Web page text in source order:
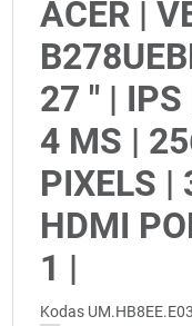
ACER |
27 " |
4 MS |
PIXELS |
HDMI
1 |
Kodas UM.HB8EE.E03